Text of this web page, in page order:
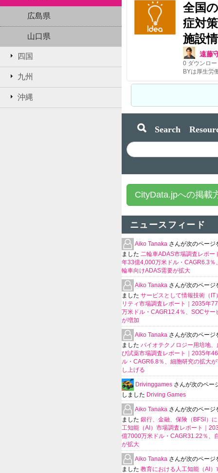
広島県
山口県
四国
九州
沖縄
全国
症対
施設
遠藤
0 ダウンロ
BYは厚生労
Search
CityData.jpへの掲載
ニュースフィード
Aiko Tanaka さんが次のページ
ました 二輪車ADAS市場調査レポー
年33億4,000万米ドル・CAGR6.3％
輪車向けADAS需要が拡大
Aiko Tanaka さんが次のページ
ました サービスとして情報技術（IT
リティ市場調査レポート｜2035年
万米ドル・CAGR12.4％、SOCサー
が増加
Aiko Tanaka さんが次のページ
ました バイオテクノロジー用培地、
び試薬市場調査レポート｜2035年
ル・CAGR6.8％、細胞研究の拡大
し上げる
Drivinggames さんが次のペー
しました Driving Games
Aiko Tanaka さんが次のページ
ました 銀行、金融、保険（BFSI）
工知能（AI）市場調査レポート｜
億7000万米ドル・CAGR31.22％、
が拡大
Aiko Tanaka さんが次のページ
ました 教育における人工知能（AI）